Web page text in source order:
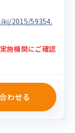
2015/59354.
施機関にご確認
わせる